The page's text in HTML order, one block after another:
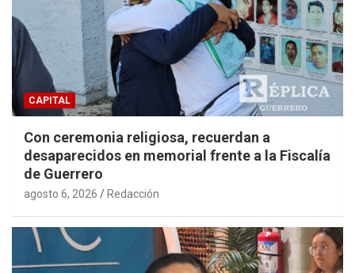
CAPITAL
Con ceremonia religiosa, recuerdan a
desaparecidos en memorial frente a la Fiscalía
de Guerrero
agosto 6, 2026 Redacción